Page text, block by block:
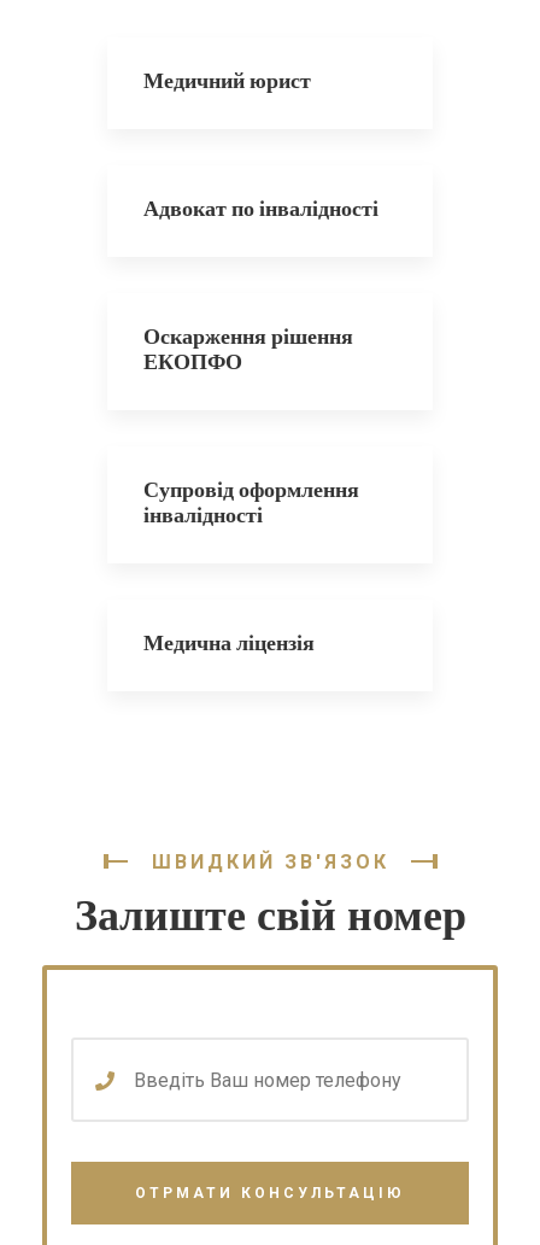
Медичний юрист
Адвокат по інвалідності
Оскарження рішення
ЕКОПФО
Супровід оформлення
інвалідності
Медична ліцензія
ШВИДКИЙ ЗВ'ЯЗОК
Залиште свій номер